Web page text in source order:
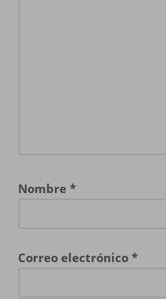
Nombre *
Correo electrónico *